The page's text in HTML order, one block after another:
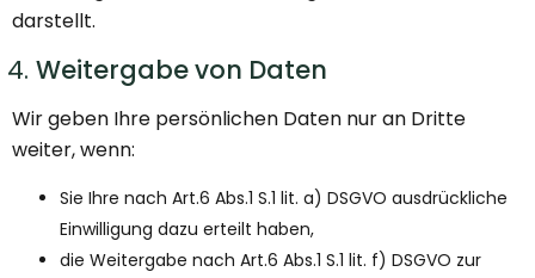
darstellt.
Weitergabe von Daten
Wir geben Ihre persönlichen Daten nur an Dritte
weiter, wenn:
Sie Ihre nach Art.6 Abs.1 S.1 lit. a) DSGVO ausdrückliche
Einwilligung dazu erteilt haben,
die Weitergabe nach Art.6 Abs.1 S.1 lit. f) DSGVO zur